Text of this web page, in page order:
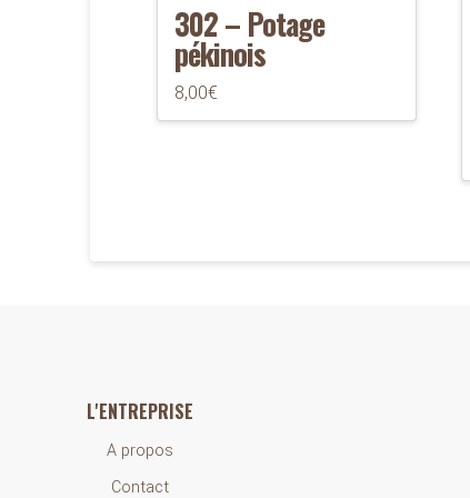
302 – Potage
pékinois
8,00€
L'ENTREPRISE
A propos
Contact